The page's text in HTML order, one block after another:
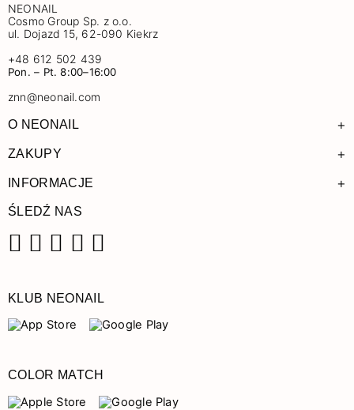
NEONAIL
Cosmo Group Sp. z o.o.
ul. Dojazd 15, 62-090 Kiekrz
+48 612 502 439
Pon. – Pt. 8:00–16:00
znn@neonail.com
O NEONAIL +
ZAKUPY +
INFORMACJE +
ŚLEDŹ NAS
KLUB NEONAIL
COLOR MATCH